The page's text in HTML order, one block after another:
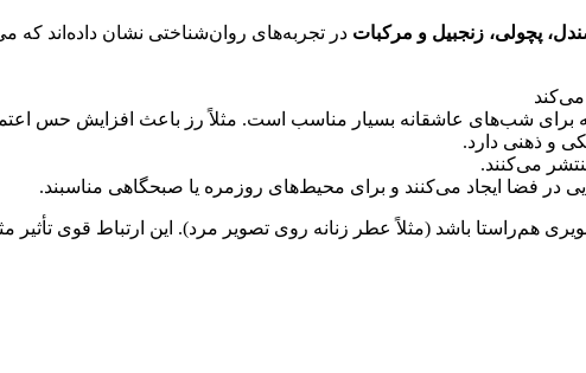
پچولی، زنجبیل و مرکبات در تجربه‌های روان‌شناختی نشان داده‌اند که
که برای شب‌های عاشقانه بسیار مناسب است. مثلاً رز باعث افزایش حس
و ذهنی دارد.
می‌کنند.
در فضا ایجاد می‌کنند و برای محیط‌های روزمره یا صبحگاهی مناسبند.
هم‌راستا باشد (مثلاً عطر زنانه روی تصویر مرد). این ارتباط قوی تأثیر